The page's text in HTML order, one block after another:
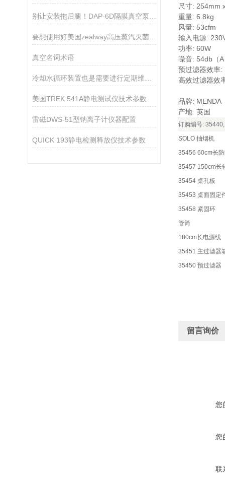
要想使用好美国zealway高压蒸汽灭菌器需按照以下步骤
真空名词术语
美国TREK 541A静电测试仪技术参数
雷磁DWS-51型钠离子计仪器配置
QUICK 193静电检测释放仪技术参数
尺寸: 254mm
重量: 6.8kg
风量: 53cfm
输入电源:
功率: 60W
噪音: 54db（
预过滤器效率
高效过滤器效
品牌: MENDA
产地: 英国
订购编号:
SOLO 抽烟机
35456 60cm长
35457 150cm长
35454 桌孔板
35453 桌面固定
35458 紧固环
管筒
180cm长电源线
35451 主过滤器
35450 预过滤器
留言询价
您
您
联